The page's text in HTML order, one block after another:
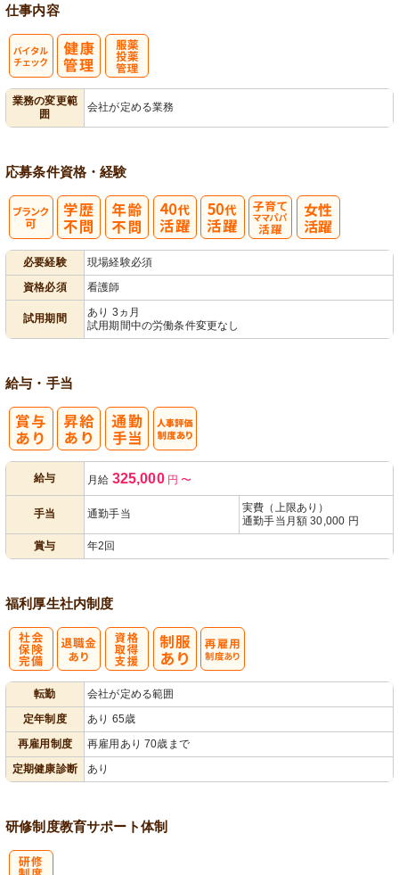
仕事内容
業務の変更範
囲
会社が定める業務
応募条件資格・経験
必要経験
現場経験必須
資格必須
看護師
試用期間
あり 3ヵ月
試用期間中の労働条件変更なし
給与・手当
給与 月給 325,000円〜
手当 通勤手当
実費（上限あり）
通勤手当月額 30,000 円
賞与
年2回
福利厚生社内制度
転勤
会社が定める範囲
定年制度
あり 65歳
再雇用制度
再雇用あり 70歳まで
定期健康診断
あり
研修制度教育サポート体制